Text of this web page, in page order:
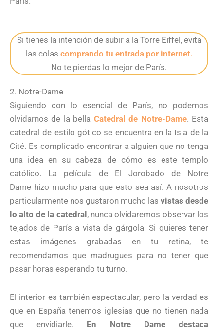
Si tienes la intención de subir a la Torre Eiffel, evita
las colas comprando tu entrada por internet.
No te pierdas lo mejor de París.
2. Notre-Dame
Siguiendo con lo esencial de París, no podemos
olvidarnos de la bella Catedral de Notre-Dame. Esta
catedral de estilo gótico se encuentra en la Isla de la
Cité. Es complicado encontrar a alguien que no tenga
una idea en su cabeza de cómo es este templo
católico. La película de El Jorobado de Notre
Dame hizo mucho para que esto sea así. A nosotros
particularmente nos gustaron mucho las vistas desde
lo alto de la catedral, nunca olvidaremos observar los
tejados de París a vista de gárgola. Si quieres tener
estas imágenes grabadas en tu retina, te
recomendamos que madrugues para no tener que
pasar horas esperando tu turno.
El interior es también espectacular, pero la verdad es
que en España tenemos iglesias que no tienen nada
que envidiarle. En Notre Dame destaca